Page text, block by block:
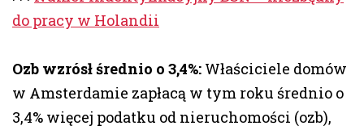
do pracy w Holandii
Ozb wzrósł średnio o 3,4%: Właściciele domów
w Amsterdamie zapłacą w tym roku średnio o
3,4% więcej podatku od nieruchomości (ozb),